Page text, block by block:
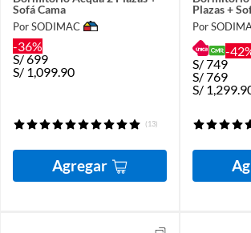
Sofá Cama
Por SODIMAC
-36%
S/699
S/ 1,099.90
(13)
Agregar
Plazas +
Por
-
S/749
S/769
S/